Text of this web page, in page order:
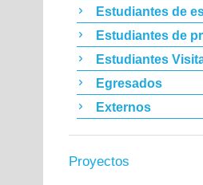
Estudiantes de
Estudiantes de
Estudiantes
Egresados
Externos
Proyectos